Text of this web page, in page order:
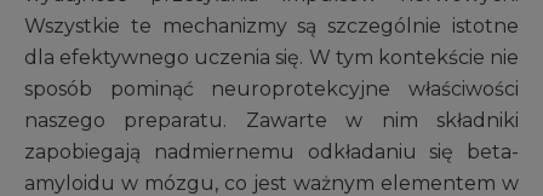
Wszystkie te mechanizmy są szczególnie istotne
dla efektywnego uczenia się. W tym kontekście nie
sposób pominąć neuroprotekcyjne właściwości
naszego preparatu. Zawarte w nim składniki
zapobiegają nadmiernemu odkładaniu się beta-
amyloidu w mózgu, co jest ważnym elementem w